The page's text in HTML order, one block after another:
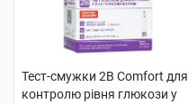
Тест-смужки 2В Comfort для
контролю рівня глюкози у